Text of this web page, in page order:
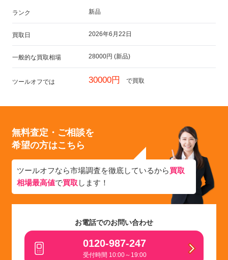
ランク 新品
買取日 2026年6月22日
一般的な買取相場 28000円 (新品)
ツールオフでは 30000円 で買取
無料査定・ご相談を
希望の方はこちら
ツールオフなら市場調査を徹底しているから買取
相場最高値で買取 します！
お電話でのお問い合わせ
0120-987-247
受付時間 10:00～19:00